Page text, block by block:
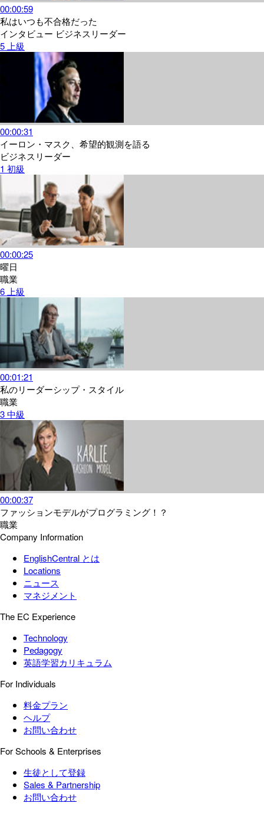
00:00:59
私はいつも不合格だった
インタビュー ビジネスリーダー
5上級
00:00:31
イーロン・マスク、希望的観測を語る
ビジネスリーダー
1 初級
00:00:25
曜日
職業
6上級
00:01:21
私のリーダーシップ・スタイル
職業
3中級
00:00:37
ファッションモデルがプログラミング！？
職業
Company Information
EnglishCentral とは
Locations
ニュース
マネジメント
The EC Experience
Technology
Pedagogy
英語学習カリキュラム
For Individuals
料金プラン
ヘルプ
お問い合わせ
For Schools & Enterprises
生徒として登録
Sales & Partnership
お問い合わせ